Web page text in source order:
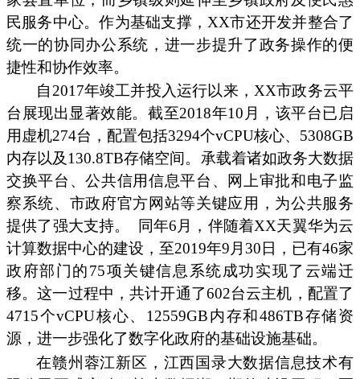
民服务中心。作为基础支撑，XX市还开发并整合了
统一的协同办公系统，进一步提升了政务操作的便
捷性和协作效率。
自2017年竣工并投入运行以来，XX市政务云平
台展现出显著效能。截至2018年10月，该平台已启
用虚机274台，配置包括3294个vCPU核心、5308GB
内存以及130.8TB存储空间。承载着诸如政务大数据
交换平台、公共信用信息平台、网上审批和电子监
察系统、市政府官方网站等关键应用，为公共服务
提供了强大支持。
同年6月，伴随着XX天翼华为云
计算数据中心的建设，至2019年9月30日，已有46家
政府部门的75项关键信息系统成功实现了云端迁
移。这一过程中，共计开通了602台云主机，配置了
4715个vCPU核心、12559GB内存和486TB存储资
源，进一步强化了数字化政府的基础设施基础。
在赣州蓉江新区，江西国录大数据信息技术有